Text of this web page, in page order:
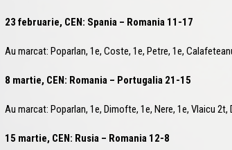
23 februarie, CEN: Spania – Romania 11-17
Au marcat: Poparlan, 1e, Coste, 1e, Petre, 1e,
8 martie, CEN: Romania – Portugalia 21-15
Au marcat: Poparlan, 1e, Dimofte, 1e, Nere, 1e, Vlaicu 2t,
15 martie, CEN: Rusia – Romania 12-8